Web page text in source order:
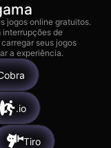
jogos online gratuitos.
interrupções de
seus jogos
a experiência.
.io
Tiro